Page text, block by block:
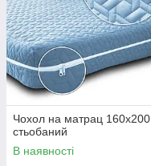
Чохол на матрац 160х200
стьобаний
В наявності